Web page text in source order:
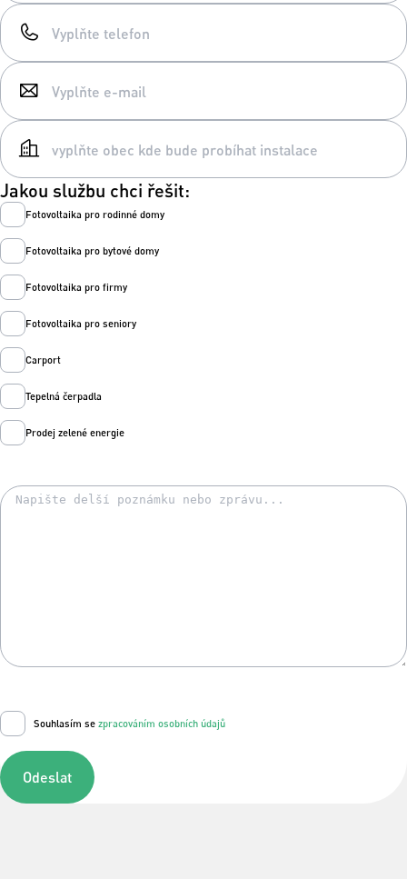
Jakou službu chci řešit:
Fotovoltaika pro rodinné domy
Fotovoltaika pro bytové domy
Fotovoltaika pro firmy
Fotovoltaika pro seniory
Carport
Tepelná čerpadla
Prodej zelené energie
Souhlasím se zpracováním osobních údajů
Odeslat